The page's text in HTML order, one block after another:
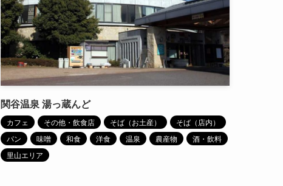
関谷温泉 湯っ蔵んど
カフェ その他・飲食店 そば（お土産）
そば（店内）
パン
味噌 和食 洋食 温泉 農産物
酒・飲料
里山エリア